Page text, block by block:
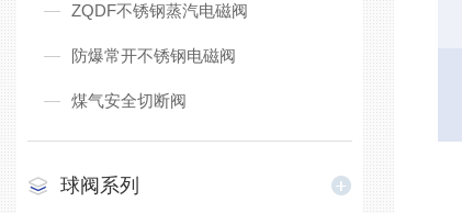
ZQDF不锈钢蒸汽电磁阀
防爆常开不锈钢电磁阀
煤气安全切断阀
球阀系列